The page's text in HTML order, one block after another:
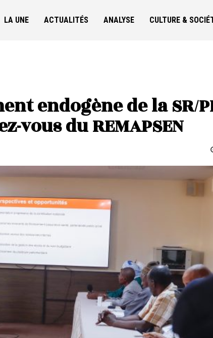
LA UNE ACTUALITÉS ANALYSE CULTURE &
endogène de la SR/
vous du REMAPSEN